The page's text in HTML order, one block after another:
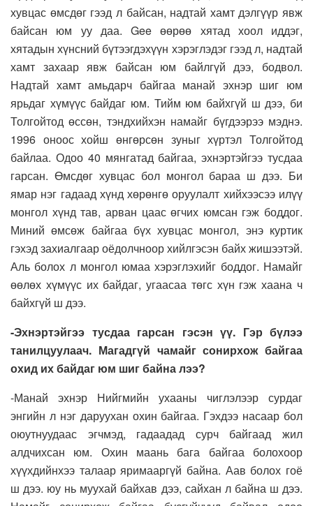
хувцас өмсдөг гээд л байсан, надтай хамт дэлгүүр явж
байсан юм уу даа. Gee өөрөө хятад хоол иддэг,
хятадын хүнсний бүтээгдэхүүн хэрэглэдэг гээд л, надтай
хамт захаар явж байсан юм байлгүй дээ, бодвол.
Надтай хамт амьдарч байгаа манай эхнэр шиг юм
ярьдаг хүмүүс байдаг юм. Тийм юм байхгүй ш дээ, би
Толгойтод өссөн, тэндхийхэн намайг бүгдээрээ мэднэ.
1996 оноос хойш өнгөрсөн зуныг хүртэл Толгойтод
байлаа. Одоо 40 мянгатад байгаа, эхнэртэйгээ тусдаа
гарсан. Өмсдөг хувцас бол монгол бараа ш дээ. Би
ямар нэг гадаад хүнд хөрөнгө оруулалт хийхээсээ илүү
монгол хүнд тав, арван цаас өгчих юмсан гэж боддог.
Миний өмсөж байгаа бүх хувцас монгол, энэ куртик
гэхэд захиалгаар оёдолчноор хийлгэсэн байх жишээтэй.
Аль болох л монгол юмаа хэрэглэхийг боддог. Намайг
өөлөх хүмүүс их байдаг, угаасаа төгс хүн гэж хаана ч
байхгүй ш дээ.
-Эхнэртэйгээ тусдаа гарсан гэсэн үү. Гэр бүлээ
танилцуулаач. Магадгүй чамайг сонирхож байгаа
охид их байдаг юм шиг байна лээ?
-Манай эхнэр Нийгмийн ухааны чиглэлээр сурдаг
энгийн л нэг даруухан охин байгаа. Гэхдээ насаар бол
оюутнуудаас эгчмэд, гадаадад сурч байгаад жил
алдчихсан юм. Охин маань бага байгаа болохоор
хүүхдийнхээ талаар яримааргүй байна. Аав болох гоё
ш дээ. юу нь муухай байхав дээ, сайхан л байна ш дээ.